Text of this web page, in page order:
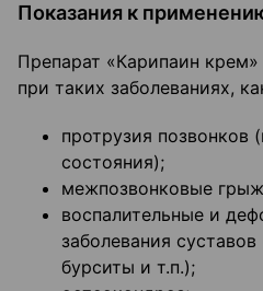
Показания к
Препарат «Карипаин
при таких заболеваниях,
протрузия позвонков
состояния);
межпозвонковые
воспалительные и
заболевания
бурситы и т.п.);